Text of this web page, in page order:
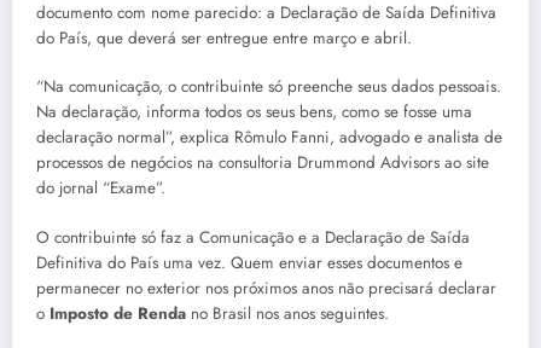
documento com nome parecido: a Declaração de Saída Definitiva
do País, que deverá ser entregue entre março e abril.
“Na comunicação, o contribuinte só preenche seus dados pessoais.
Na declaração, informa todos os seus bens, como se fosse uma
declaração normal”, explica Rômulo Fanni, advogado e analista de
processos de negócios na consultoria Drummond Advisors ao site
do jornal “Exame”.
O contribuinte só faz a Comunicação e a Declaração de Saída
Definitiva do País uma vez. Quem enviar esses documentos e
permanecer no exterior nos próximos anos não precisará declarar
o Imposto de Renda no Brasil nos anos seguintes.